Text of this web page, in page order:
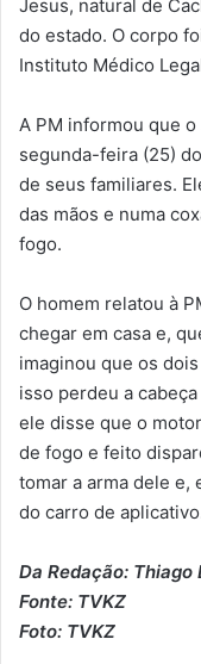
Jesus, natural de
do estado. O corpo
Instituto Médico
A PM informou que
segunda-feira (25)
de seus familiares.
das mãos e numa
fogo.
O homem relatou à
chegar em casa e,
imaginou que os
isso perdeu a
ele disse que o
de fogo e feito
tomar a arma dele e,
do carro de
Da Redação: Thiago
Fonte: TVKZ
Foto: TVKZ